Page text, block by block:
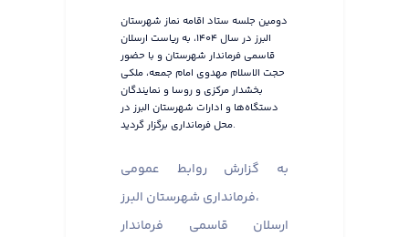
دومین جلسه ستاد اقامه نماز شهرستان
البرز در سال ۱۴۰۴، به ریاست ارسلان
قاسمی فرماندار شهرستان و با حضور
حجت الاسلام مهدوی امام جمعه، ملکی
بخشدار مرکزی و روسا و نمایندگان
دستگاه‌ها و ادارات شهرستان البرز در
محل فرمانداری برگزار گردید.
به گزارش روابط عمومی
فرمانداری شهرستان البرز،
ارسلان قاسمی فرماندار